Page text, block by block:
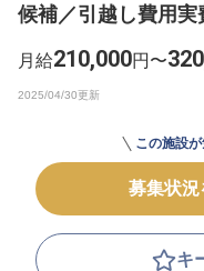
採用をお考
候補／引越し費用実
月給210,000円〜
この施設
募集状況
キ